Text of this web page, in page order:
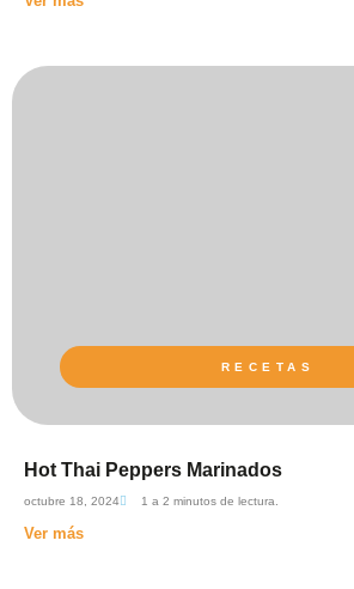
RECETAS
Hot Thai Peppers Marinados
octubre 18, 2024 1 a 2 minutos de lectura.
Ver más